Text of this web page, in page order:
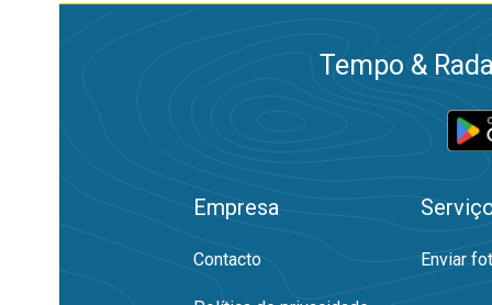
Tempo &
Empresa
Contacto Enviar